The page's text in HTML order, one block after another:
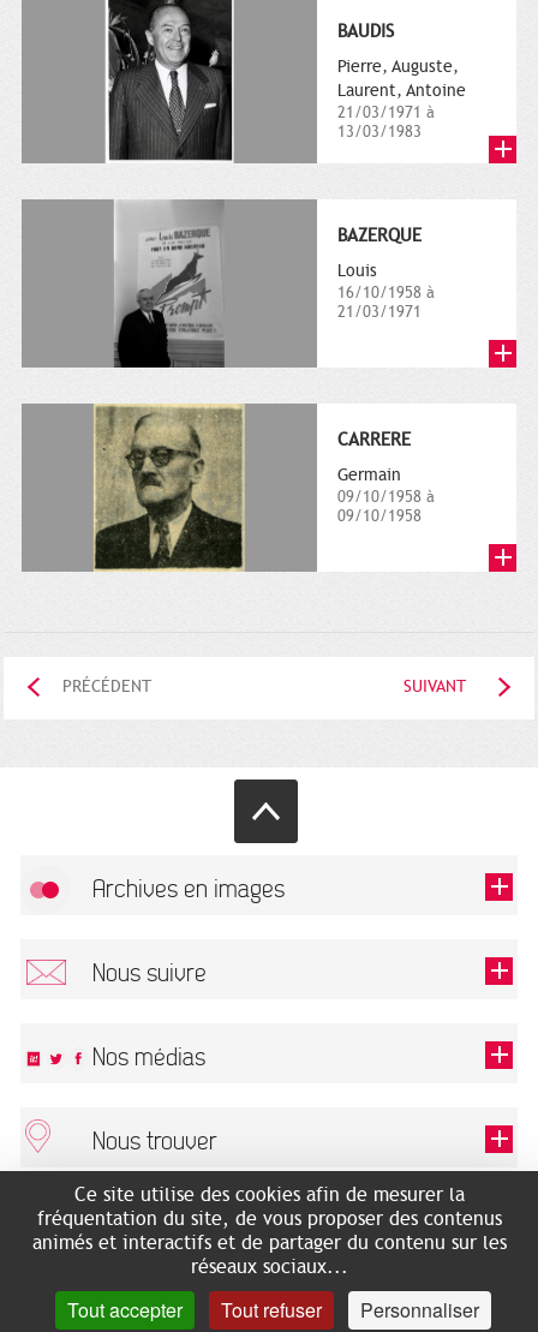
BAUDIS
Pierre, Auguste,
Laurent, Antoine
21/03/1971 à
13/03/1983
BAZERQUE
Louis
16/10/1958 à
21/03/1971
CARRERE
Germain
09/10/1958 à
09/10/1958
PRÉCÉDENT SUIVANT
Archives en images
Nous suivre
Ce champ est exigé.
Nos médias
Nous trouver
ARCHIVES MUNICIPALES
2 rue des Archives
Accès mobilité réduite :
7 avenue de Bellevue
RECHERCHES GÉNÉALOGIQUES
NOUS CONNAÎTRE
SERVICE ÉDUCATIF
LES ARCHIVES EN LIGNE
HISTOIRE DE TOULOUSE
Ce site utilise des cookies afin de mesurer la
fréquentation du site, de vous proposer des contenus
animés et interactifs et de partager du contenu sur les
réseaux sociaux...
Tout accepter Tout refuser Personnaliser